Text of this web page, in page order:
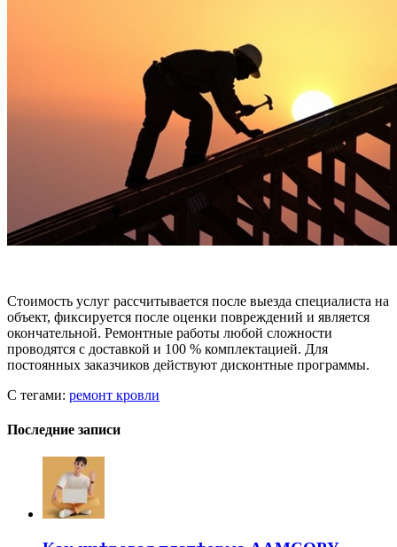
Стоимость услуг рассчитывается после выезда специалиста на
объект, фиксируется после оценки повреждений и является
окончательной. Ремонтные работы любой сложности
проводятся с доставкой и 100 % комплектацией. Для
постоянных заказчиков действуют дисконтные программы.
С тегами: ремонт кровли
Последние записи